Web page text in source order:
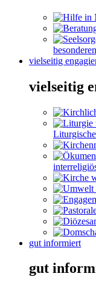
vielseitig
vielseitig
gut informiert
gut